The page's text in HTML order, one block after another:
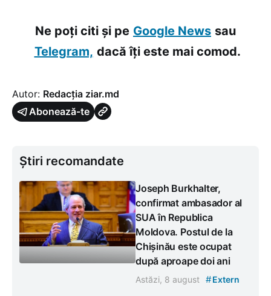
Ne poți citi și pe Google News sau
Telegram, dacă îți este mai comod.
Autor: Redacția ziar.md
Abonează-te
Știri recomandate
Joseph Burkhalter,
confirmat ambasador al
SUA în Republica
Moldova. Postul de la
Chișinău este ocupat
după aproape doi ani
Astăzi, 8 august #Extern